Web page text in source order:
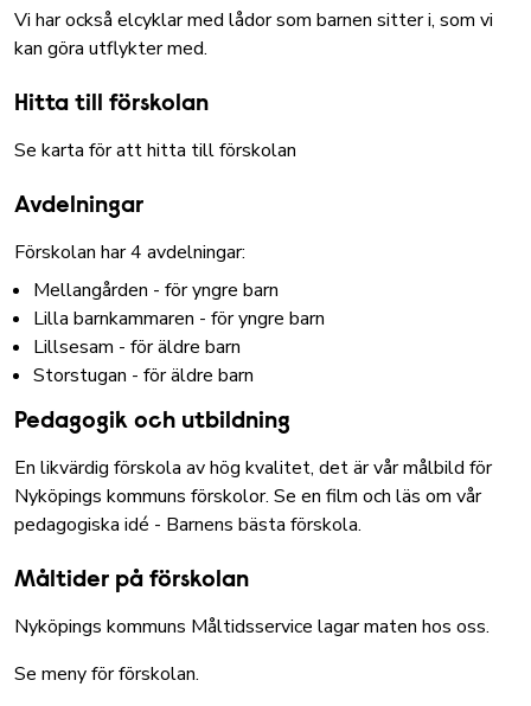
Vi har också elcyklar med lådor som barnen sitter i, som vi
kan göra utflykter med.
Hitta till förskolan
Se karta för att hitta till förskolan
Avdelningar
Förskolan har 4 avdelningar:
Mellangården - för yngre barn
Lilla barnkammaren - för yngre barn
Lillsesam - för äldre barn
Storstugan - för äldre barn
Pedagogik och utbildning
En likvärdig förskola av hög kvalitet, det är vår målbild för
Nyköpings kommuns förskolor. Se en film och läs om vår
pedagogiska idé - Barnens bästa förskola.
Måltider på förskolan
Nyköpings kommuns Måltidsservice lagar maten hos oss.
Se meny för förskolan.